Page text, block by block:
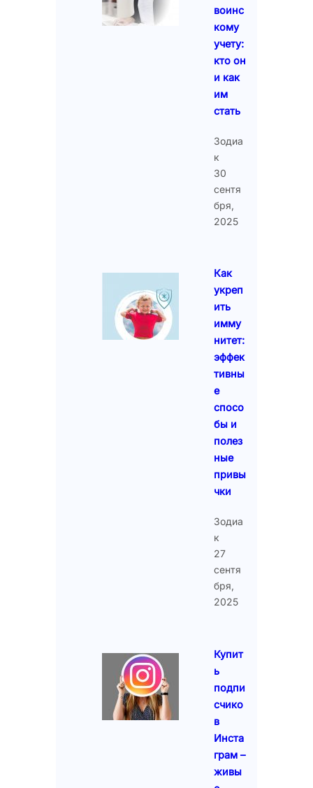
воинс
кому
учету:
кто он
и как
им
стать
Зодиа
к
30
сентя
бря,
2025
Как
укреп
ить
имму
нитет:
эффек
тивны
е
спосо
бы и
полез
ные
привы
чки
Зодиа
к
27
сентя
бря,
2025
Купит
ь
подпи
счико
в
Инста
грам –
живы